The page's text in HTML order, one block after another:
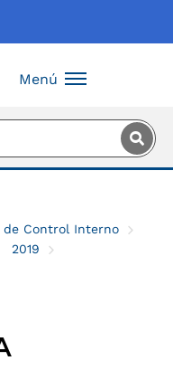
Menú
de Control Interno
2019